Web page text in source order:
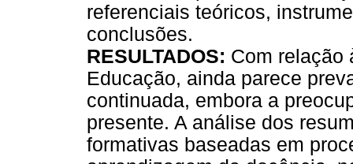
referenciais teóricos,
conclusões.
RESULTADOS: Com relação
Educação, ainda parece
continuada, embora a
presente. A análise dos
formativas baseadas em